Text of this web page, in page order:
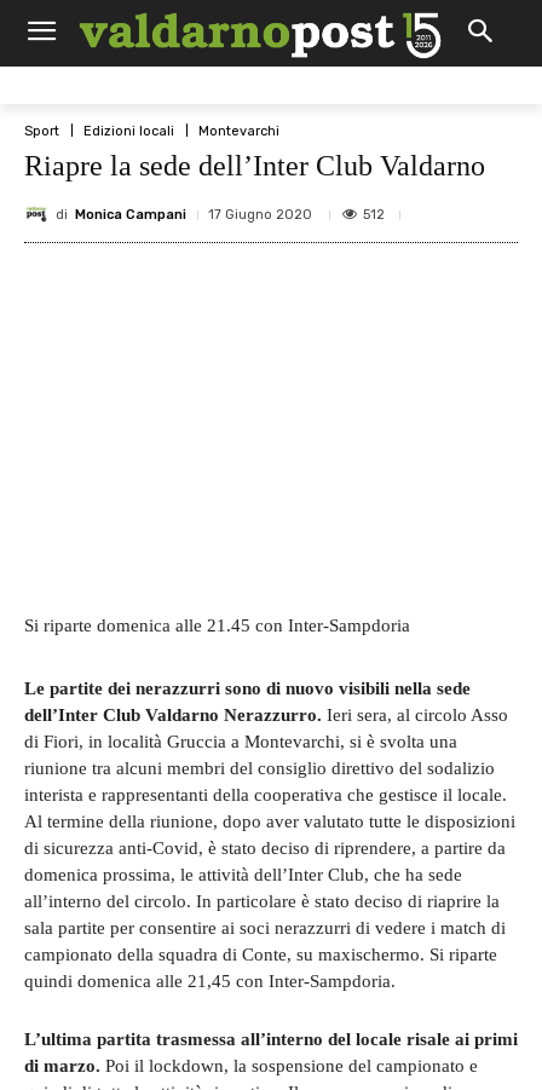
Sport Edizioni locali Montevarchi
Riapre la sede dell’Inter Club Valdarno
di Monica Campani 17 Giugno 2020 512
Si riparte domenica alle 21.45 con Inter-Sampdoria
Le partite dei nerazzurri sono di nuovo visibili nella sede
dell’Inter Club Valdarno Nerazzurro. Ieri sera, al circolo Asso
di Fiori, in località Gruccia a Montevarchi, si è svolta una
riunione tra alcuni membri del consiglio direttivo del sodalizio
interista e rappresentanti della cooperativa che gestisce il locale.
Al termine della riunione, dopo aver valutato tutte le disposizioni
di sicurezza anti-Covid, è stato deciso di riprendere, a partire da
domenica prossima, le attività dell’Inter Club, che ha sede
all’interno del circolo. In particolare è stato deciso di riaprire la
sala partite per consentire ai soci nerazzurri di vedere i match di
campionato della squadra di Conte, su maxischermo. Si riparte
quindi domenica alle 21,45 con Inter-Sampdoria.
L’ultima partita trasmessa all’interno del locale risale ai primi
di marzo. Poi il lockdown, la sospensione del campionato e